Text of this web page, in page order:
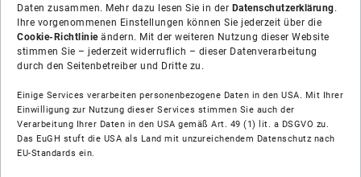
Daten zusammen. Mehr dazu lesen Sie in der Datenschutzerklärung.
Ihre vorgenommenen Einstellungen können Sie jederzeit über die
Cookie-Richtlinieändern. Mit der weiteren Nutzung dieser Website
stimmen Sie – jederzeit widerruflich – dieser Datenverarbeitung
durch den Seitenbetreiber und Dritte zu.
Einige Services verarbeiten personenbezogene Daten in den USA. Mit Ihrer
Einwilligung zur Nutzung dieser Services stimmen Sie auch der
Verarbeitung Ihrer Daten in den USA gemäß Art. 49 (1) lit. a DSGVO zu.
Das EuGH stuft die USA als Land mit unzureichendem Datenschutz nach
EU-Standards ein.
Über uns